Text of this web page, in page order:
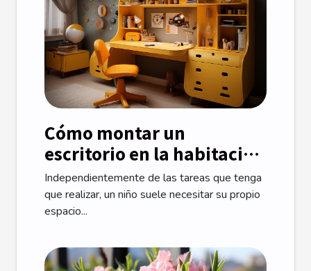
Cómo montar un
escritorio en la habitación
de un niño
Independientemente de las tareas que tenga
que realizar, un niño suele necesitar su propio
espacio...